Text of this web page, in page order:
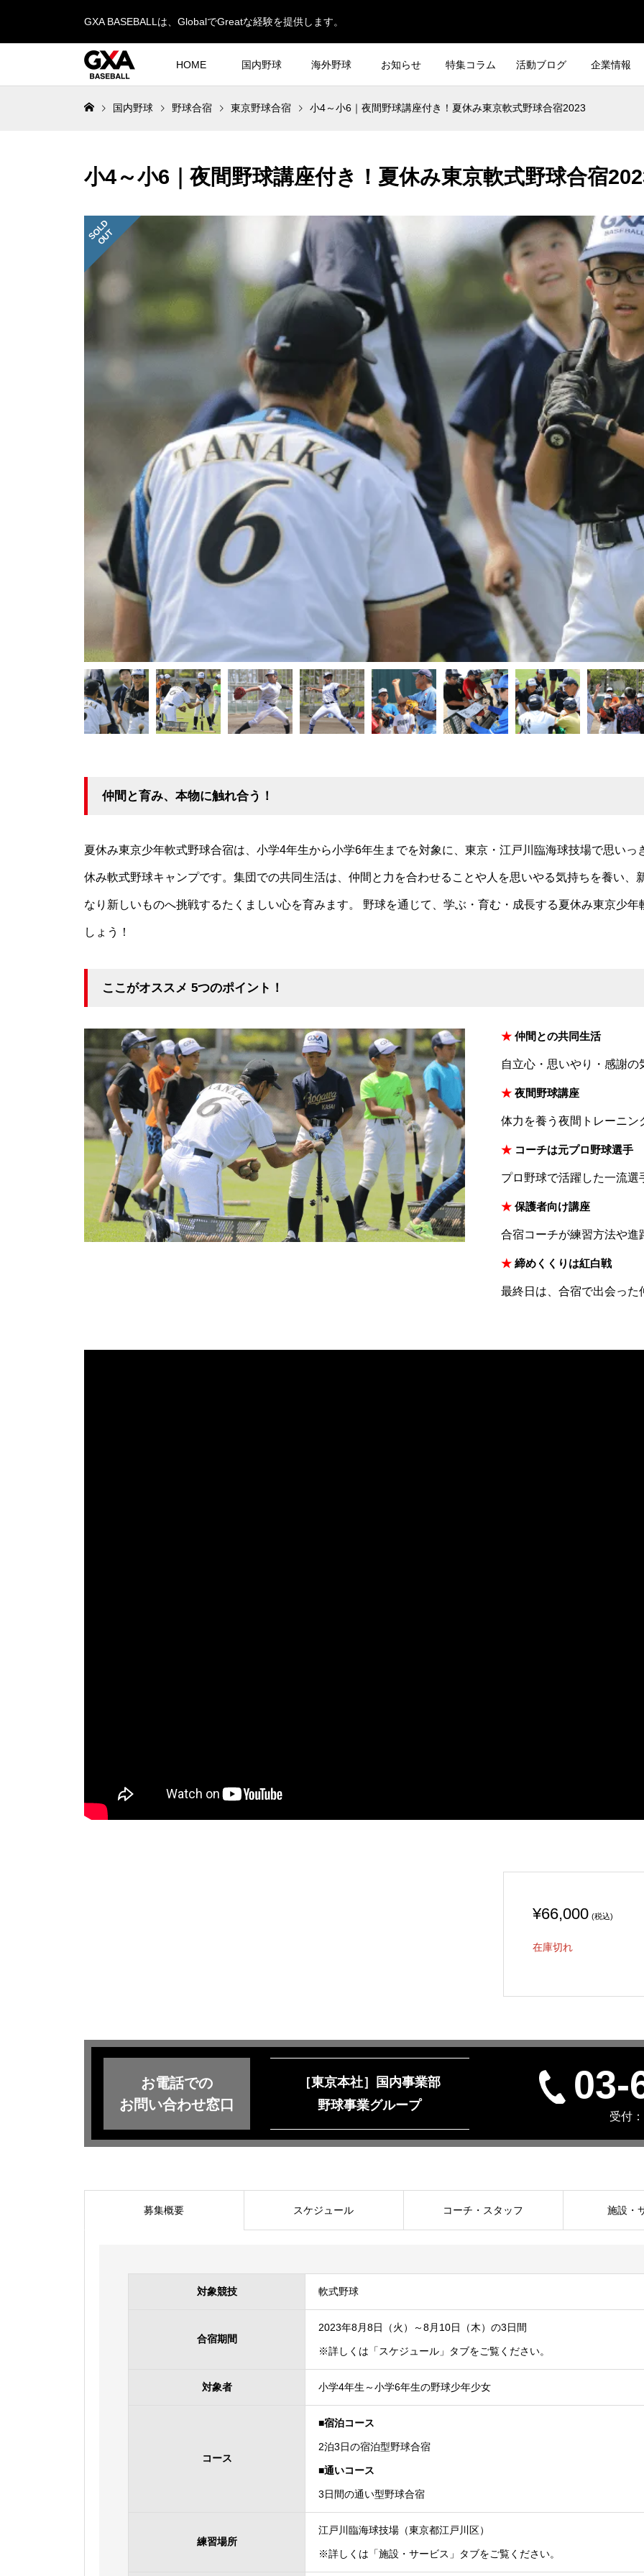
GXA BASEBALLは、GlobalでGreatな経験を提供します。
HOME 国内野球 海外野球 お知らせ 特集コラム 活動ブログ 企業情報
国内野球 野球合宿 東京野球合宿 小4～小6｜夜間野球講座付き！夏休み東京軟式野球合宿2023
小4～小6｜夜間野球講座付き！夏休み東京軟式野球合宿
S
O
L
D
O
U
T
仲間と育み、本物に触れ合う！
夏休み東京少年軟式野球合宿は、小学4年生から小学6年生までを対象に、東京・江戸川臨海球技場で思い
休み軟式野球キャンプです。集団での共同生活は、仲間と力を合わせることや人を思いやる気持ちを養い、
なり新しいものへ挑戦するたくましい心を育みます。 野球を通じて、学ぶ・育む・成長する夏休み東京少
しょう！
ここがオススメ 5つのポイント！
★ 仲間との共同生活
自立心・思いやり・感謝の
★ 夜間野球講座
体力を養う夜間トレーニン
★ コーチは元プロ野球選手
プロ野球で活躍した一流選
★ 保護者向け講座
合宿コーチが練習方法や進
★ 締めくくりは紅白戦
最終日は、合宿で出会った
¥66,000 (税込)
在庫切れ
お電話での
お問い合わせ窓口
［東京本社］国内事業部
野球事業グループ
03-
受付
募集概要 スケジュール コーチ・スタッフ 施設・
対象競技 軟式野球
合宿期間
2023年8月8日（火）～8月10日（木）の3日間
※詳しくは「スケジュール」タブをご覧ください。
対象者 小学4年生～小学6年生の野球少年少女
コース
■宿泊コース
2泊3日の宿泊型野球合宿
■通いコース
3日間の通い型野球合宿
練習場所
江戸川臨海球技場（東京都江戸川区）
※詳しくは「施設・サービス」タブをご覧ください。